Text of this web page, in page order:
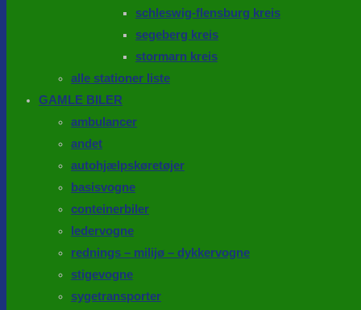
schleswig-flensburg kreis
segeberg kreis
stormarn kreis
alle stationer liste
GAMLE BILER
ambulancer
andet
autohjælpskøretøjer
basisvogne
conteinerbiler
ledervogne
rednings – milijø – dykkervogne
stigevogne
sygetransporter